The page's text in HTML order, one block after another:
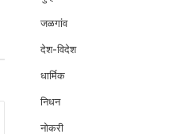
जळगांव
देश-विदेश
धार्मिक
निधन
नोकरी